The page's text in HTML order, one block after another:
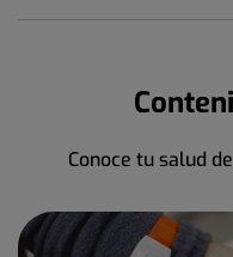
Conoce tu salud